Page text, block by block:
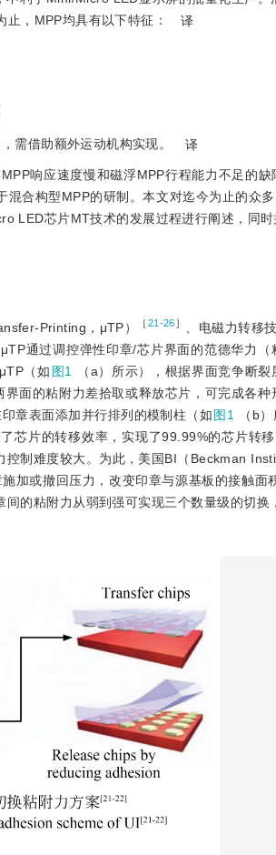
，MPP均具有以下特征：
译
需借助额外运动机构实现。 译
响应速度慢和磁浮MPP行程能力不足的缺
合构型MPP的研制。本文对迄今为止的众
LED芯片MT技术的发展过程进行阐述，同
Printing，μTP） ［21-26］ 、电磁力转移
μTP通过调控弹性印章/芯片界面的范德华力
（如 图1
（a）所示），根据界面竞争断
面的粘附力差拾取或释放芯片，可完成各种
章表面添加并行排列的模制柱（如图1
（b
芯片的转移效率，实现了99.99%的芯片转
制难度较大。为此，美国BI（Beckman
加或撤回压力，改变印章与源基板的接触面
的粘附力从弱到强可实现三个数量级的切换